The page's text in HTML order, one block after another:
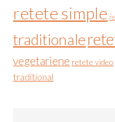
retete simple
traditionale
vegetariene retete video
traditional